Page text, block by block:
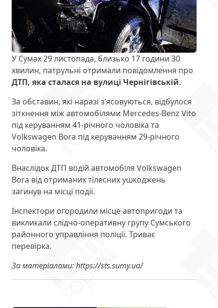
У Сумах 29 листопада, близько 17 години 30
хвилин, патрульні отримали повідомлення про
ДТП, яка сталася на вулиці Чернігівській.
За обставин, які наразі з’ясовуються, відбулося
зіткнення між автомобілями Mercedes-Benz Vito
під керуванням 41-річного чоловіка та
Volkswagen Bora під керуванням 29-річного
чоловіка.
Внаслідок ДТП водій автомобіля Volkswagen
Bora від отриманих тілесних ушкоджень
загинув на місці події.
Інспектори огородили місце автопригоди та
викликали слідчо-оперативну групу Сумського
районного управління поліції. Триває
перевірка.
За матеріалами: https://sts.sumy.ua/